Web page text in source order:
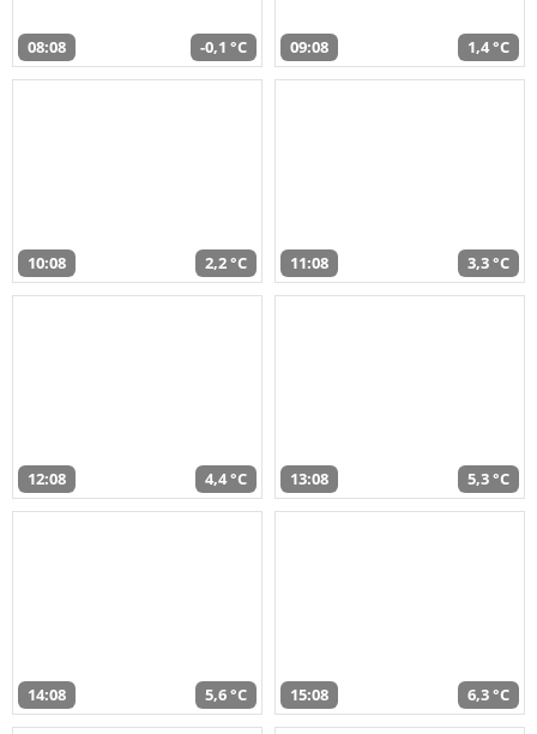
08:08 -0,1 °C 09:08 1,4 °C
10:08 2,2 °C 11:08 3,3 °C
12:08 4,4 °C 13:08 5,3 °C
14:08 5,6 °C 15:08 6,3 °C